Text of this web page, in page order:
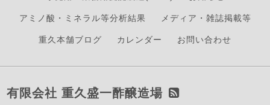
アミノ酸・ミネラル等分析結果 メディア・雑誌掲載等
重久本舗ブログ カレンダー お問い合わせ
有限会社 重久盛一酢醸造場